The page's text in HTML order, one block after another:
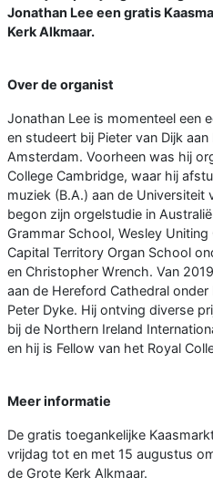
Jonathan Lee een gratis
Kerk Alkmaar.
Over de organist
Jonathan Lee is momenteel een
en studeert bij Pieter van Dijk
Amsterdam. Voorheen was hij
College Cambridge, waar hij
muziek (B.A.) aan de Universiteit
begon zijn orgelstudie in
Grammar School, Wesley
Capital Territory Organ School
en Christopher Wrench. Van
aan de Hereford Cathedral
Peter Dyke. Hij ontving diverse
bij de Northern Ireland
en hij is Fellow van het Royal
Meer informatie
De gratis toegankelijke
vrijdag tot en met 15 augustus
de Grote Kerk Alkmaar.